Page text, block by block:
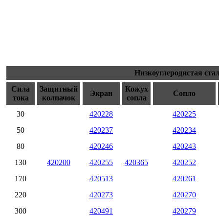
Низкоуглеродистая
Сила
тока
Защитный
колпачок
Экран
Кожух
сопла
Сопло
30
420200
420228
420365
420225
50
420237
420234
80
420246
420243
130
420255
420252
170
420513
420261
220
420273
420270
300
420491
420279